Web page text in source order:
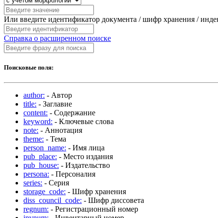
Или введите идентификатор документа / шифр хранения /
Справка о расширенном поиске
Поисковые поля:
author: - Автор
title: - Заглавие
content: - Содержание
keyword: - Ключевые слова
note: - Аннотация
theme: - Тема
person_name: - Имя лица
pub_place: - Место издания
pub_house: - Издательство
persona: - Персоналия
series: - Серия
storage_code: - Шифр хранения
diss_council_code: - Шифр диссовета
regnum: - Регистрационный номер